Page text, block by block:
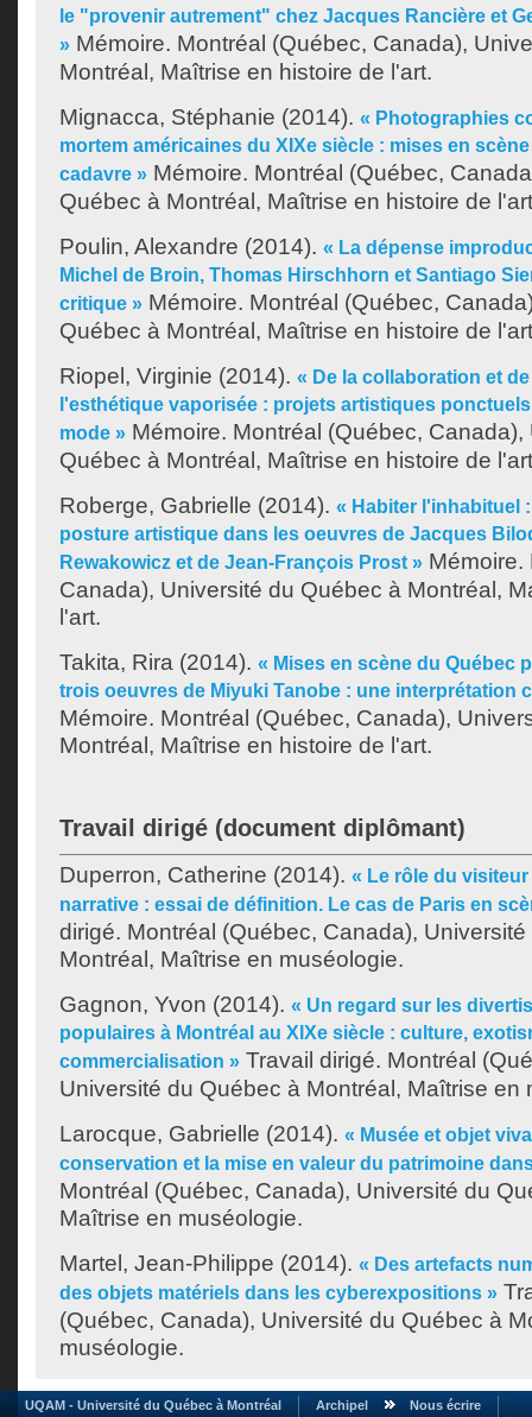
le "provenir autrement" chez Jacques Rancière et
» Mémoire. Montréal (Québec, Canada),
Montréal, Maîtrise en histoire de l'art.
Mignacca, Stéphanie (2014). « Photographies
mortem américaines du XIXe siècle : mises en
cadavre » Mémoire. Montréal (Québec,
Québec à Montréal, Maîtrise en histoire de
Poulin, Alexandre (2014). « La dépense
Michel de Broin, Thomas Hirschhorn et Santiago
critique » Mémoire. Montréal (Québec,
Québec à Montréal, Maîtrise en histoire de
Riopel, Virginie (2014). « De la collaboration et
l'esthétique vaporisée : projets artistiques
mode » Mémoire. Montréal (Québec, Canada),
Québec à Montréal, Maîtrise en histoire de
Roberge, Gabrielle (2014). « Habiter l'inhabituel
posture artistique dans les oeuvres de Jacques
Rewakowicz et de Jean-François Prost » Mémoire.
Canada), Université du Québec à Montréal,
l'art.
Takita, Rira (2014). « Mises en scène du Québec
trois oeuvres de Miyuki Tanobe : une interprétation
Mémoire. Montréal (Québec, Canada),
Montréal, Maîtrise en histoire de l'art.
Travail dirigé (document diplômant)
Duperron, Catherine (2014). « Le rôle du
narrative : essai de définition. Le cas de Paris en
dirigé. Montréal (Québec, Canada),
Montréal, Maîtrise en muséologie.
Gagnon, Yvon (2014). « Un regard sur les
populaires à Montréal au XIXe siècle : culture,
commercialisation » Travail dirigé. Montréal
Université du Québec à Montréal, Maîtrise en
Larocque, Gabrielle (2014). « Musée et objet
conservation et la mise en valeur du patrimoine
Montréal (Québec, Canada), Université du
Maîtrise en muséologie.
Martel, Jean-Philippe (2014). « Des artefacts
des objets matériels dans les cyberexpositions »
(Québec, Canada), Université du Québec à
muséologie.
UQAM - Université du Québec à Montréal Archipel Nous écrire